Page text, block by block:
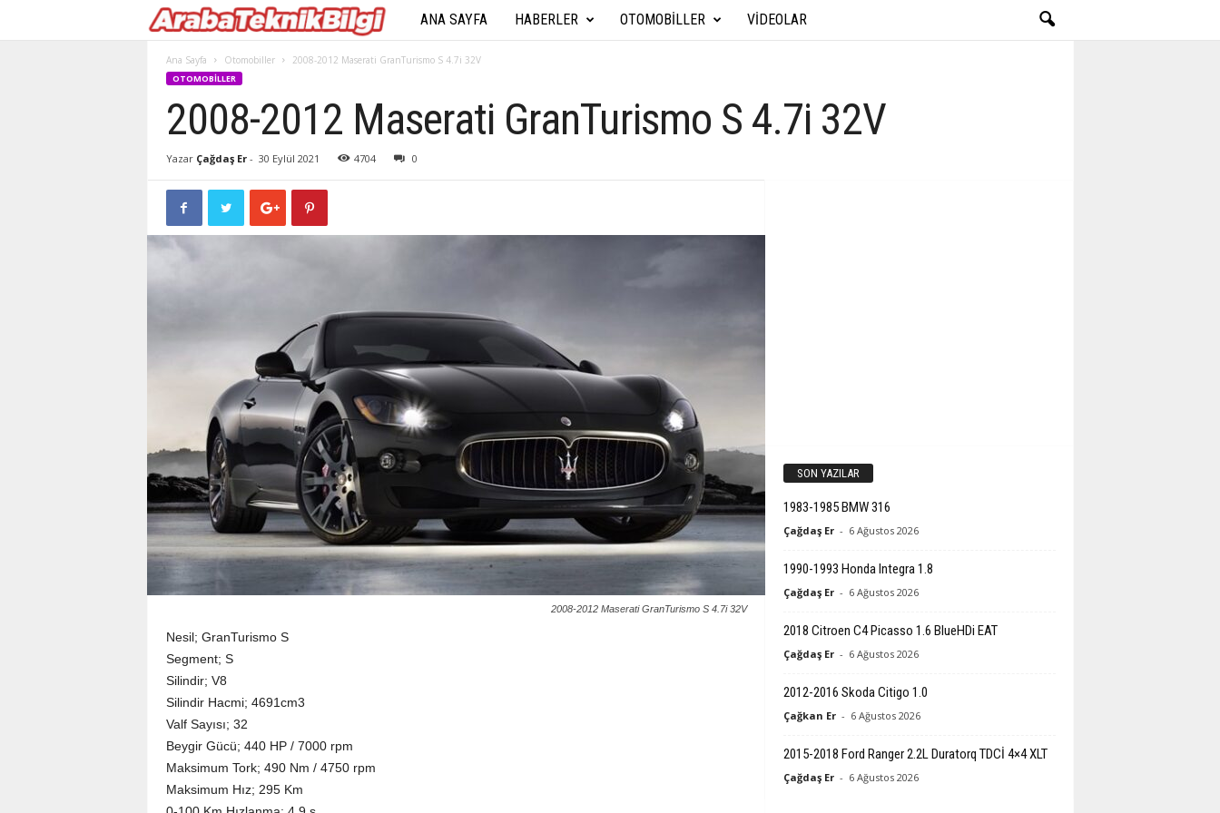
r
b
a
i
k
B
l
ANA SAYFA HABERLER OTOMOBILLER VIDEOLAR
Ana Sayfa Otomobiller 2008-2012 Maserati GranTurismo S 4.7i 32V
OTOMOBILLER
2008-2012 Maserati GranTurismo S 4.7i 32V
Yazar Çağdaş Er- 30 Eylül 2021 4704 0
2008-2012 Maserati GranTurismo S 4.7i 32V
Nesil; GranTurismo S
Segment; S
Silindir; V8
Silindir Hacmi; 4691cm3
Valf Sayısı; 32
Beygir Gücü; 440 HP / 7000 rpm
Maksimum Tork; 490 Nm / 4750 rpm
Maksimum Hız; 295 Km
SON YAZILAR
1983-1985 BMW 316
Çağdaş Er - 6 Ağustos 2026
1990-1993 Honda Integra 1.8
Çağdaş Er - 6 Ağustos 2026
2018 Citroen C4 Picasso 1.6 BlueHDi EAT
Çağdaş Er - 6 Ağustos 2026
2012-2016 Skoda Citigo 1.0
Çağkan Er - 6 Ağustos 2026
2015-2018 Ford Ranger 2.2L Duratorq TDCİ 4×4 XLT
Çağdaş Er - 6 Ağustos 2026